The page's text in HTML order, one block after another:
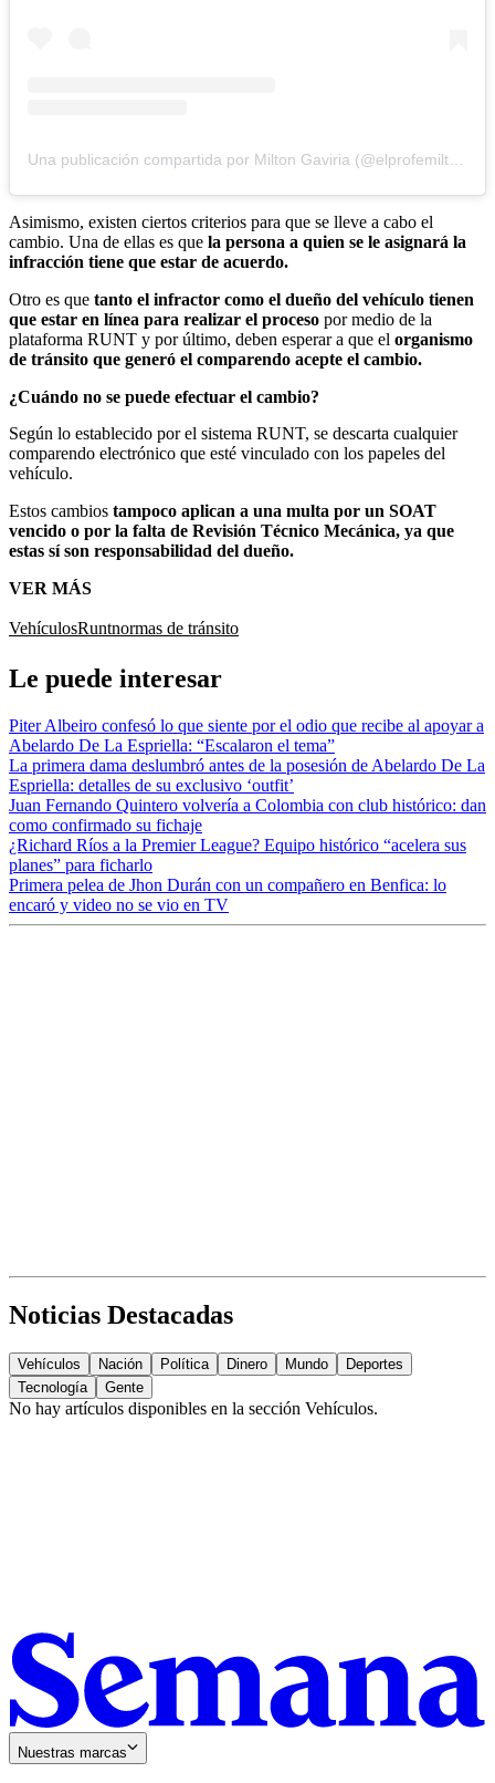
Asimismo, existen ciertos criterios para que se lleve a cabo el
cambio. Una de ellas es que la persona a quien se le asignará la
infracción tiene que estar de acuerdo.
Otro es que tanto el infractor como el dueño del vehículo tienen
que estar en línea para realizar el proceso por medio de la
plataforma RUNT y por último, deben esperar a que el organismo
de tránsito que generó el comparendo acepte el cambio.
¿Cuándo no se puede efectuar el cambio?
Según lo establecido por el sistema RUNT, se descarta cualquier
comparendo electrónico que esté vinculado con los papeles del
vehículo.
Estos cambios tampoco aplican a una multa por un SOAT
vencido o por la falta de Revisión Técnico Mecánica, ya que
estas sí son responsabilidad del dueño.
VER MÁS
VehículosRuntnormas de tránsito
Le puede interesar
Piter Albeiro confesó lo que siente por el odio que recibe al apoyar a
Abelardo De La Espriella: “Escalaron el tema”
La primera dama deslumbró antes de la posesión de Abelardo De La
Espriella: detalles de su exclusivo ‘outfit’
Juan Fernando Quintero volvería a Colombia con club histórico: dan
como confirmado su fichaje
¿Richard Ríos a la Premier League? Equipo histórico “acelera sus
planes” para ficharlo
Primera pelea de Jhon Durán con un compañero en Benfica: lo
encaró y video no se vio en TV
Noticias Destacadas
Vehículos Nación Política Dinero Mundo
Deportes
Tecnología
Gente
No hay artículos disponibles en la sección Vehículos.
Nuestras marcas